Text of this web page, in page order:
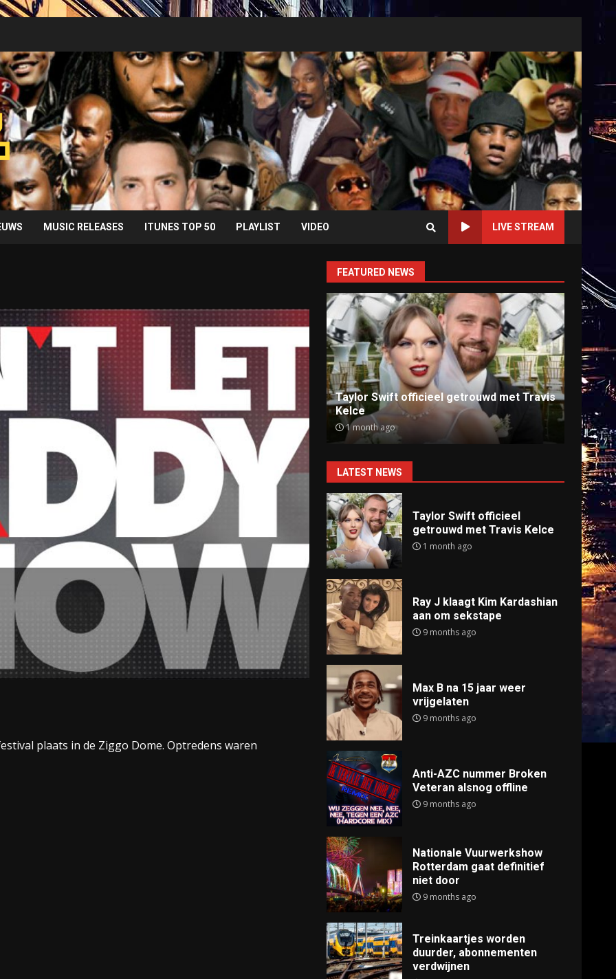
MUSIC RELEASES ITUNES TOP 50 PLAYLIST VIDEO LIVE STREAM
plaats in de Ziggo Dome. Optredens waren
FEATURED NEWS
Taylor Swift officieel getrouwd met Travis
Kelce
1 month ago
Ray J klaagt Kim Kardashian aan om
sekstape
9 months ago
Anti-
9
LATEST NEWS
Taylor Swift officieel
getrouwd met Travis Kelce
1 month ago
Ray J klaagt Kim Kardashian
aan om sekstape
9 months ago
Max B na 15 jaar weer
vrijgelaten
9 months ago
Anti-AZC nummer Broken
Veteran alsnog offline
9 months ago
Nationale Vuurwerkshow
Rotterdam gaat definitief
niet door
9 months ago
Treinkaartjes worden
duurder, abonnementen
verdwijnen